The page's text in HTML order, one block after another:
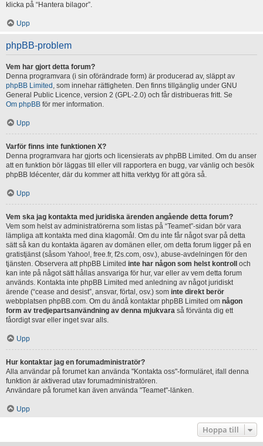
klicka på “Hantera bilagor”.
Upp
phpBB-problem
Vem har gjort detta forum?
Denna programvara (i sin oförändrade form) är producerad av, släppt av
phpBB Limited , som innehar rättigheten. Den finns tillgänglig under GNU
General Public Licence, version 2 (GPL-2.0) och får distribueras fritt. Se
Om phpBB för mer information.
Upp
Varför finns inte funktionen X?
Denna programvara har gjorts och licensierats av phpBB Limited. Om du anser
att en funktion bör läggas till eller vill rapportera en bugg, var vänlig och besök
phpBB Idécenter, där du kommer att hitta verktyg för att göra så.
Upp
Vem ska jag kontakta med juridiska ärenden angående detta forum?
Vem som helst av administratörerna som listas på “Teamet”-sidan bör vara
lämpliga att kontakta med dina klagomål. Om du inte får något svar på detta
sätt så kan du kontakta ägaren av domänen eller, om detta forum ligger på en
gratistjänst (såsom Yahoo!, free.fr, f2s.com, osv.), abuse-avdelningen för den
tjänsten. Observera att phpBB Limited inte har någon som helst kontroll
och
kan inte på något sätt hållas ansvariga för hur, var eller av vem detta forum
används. Kontakta inte phpBB Limited med anledning av något juridiskt
ärende (“cease and desist”, ansvar, förtal, osv.) som inte direkt berör
webbplatsen phpBB.com. Om du ändå kontaktar phpBB Limited om någon
form av tredjepartsanvändning av denna mjukvara så förvänta dig ett
fåordigt svar eller inget svar alls.
Upp
Hur kontaktar jag en forumadministratör?
Alla användar på forumet kan använda "Kontakta oss"-formuläret, ifall denna
funktion är aktiverad utav forumadministratören.
Användare på forumet kan även använda "Teamet"-länken.
Upp
Hoppa till